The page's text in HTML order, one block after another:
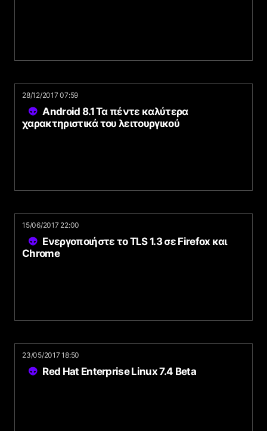
28/12/2017 07:59
Android 8.1 Τα πέντε καλύτερα
χαρακτηριστικά του λειτουργικού
15/06/2017 22:00
Ενεργοποιήστε το TLS 1.3 σε Firefox και
Chrome
23/05/2017 18:50
Red Hat Enterprise Linux 7.4 Beta